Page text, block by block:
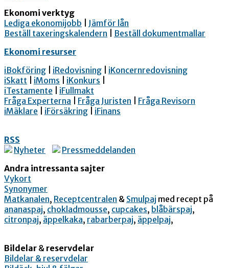
Ekonomi verktyg
Lediga ekonomijobb
Jämför lån
Beställ taxeringskalendern
Beställ dokumentmallar
Ekonomi resurser
iBokföring
iRedovisning
iKoncernredovisning
iSkatt
iMoms iKonkurs
iTestamente
iFullmakt
Fråga Experterna
Fråga Juristen
Fråga Revisorn
iMäklare
iFörsäkring iFinans
RSS
Nyheter
Pressmeddelanden
Andra intressanta sajter
Vykort
Synonymer
Matkanalen, Receptcentralen & Smulpaj med recept på
ananaspaj, chokladmousse, cupcakes, blåbärspaj,
citronpaj, äppelkaka, rabarberpaj, äppelpaj,
Bildelar & reservdelar
Bildelar & reservdelar